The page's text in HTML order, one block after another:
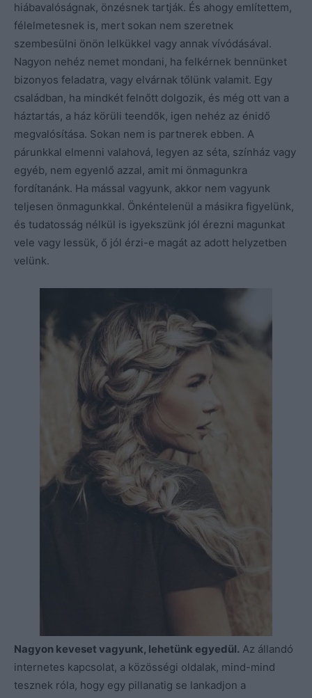
hiábavalóságnak, önzésnek tartják. És ahogy említettem,
félelmetesnek is, mert sokan nem szeretnek
szembesülni önön lelkükkel vagy annak vívódásával.
Nagyon nehéz nemet mondani, ha felkérnek bennünket
bizonyos feladatra, vagy elvárnak tőlünk valamit. Egy
családban, ha mindkét felnőtt dolgozik, és még ott van a
háztartás, a ház körüli teendők, igen nehéz az énidő
megvalósítása. Sokan nem is partnerek ebben. A
párunkkal elmenni valahová, legyen az séta, színház vagy
egyéb, nem egyenlő azzal, amit mi önmagunkra
fordítanánk. Ha mással vagyunk, akkor nem vagyunk
teljesen önmagunkkal. Önkéntelenül a másikra figyelünk,
és tudatosság nélkül is igyekszünk jól érezni magunkat
vele vagy lessük, ő jól érzi-e magát az adott helyzetben
velünk.
Nagyon keveset vagyunk, lehetünk egyedül. Az állandó
internetes kapcsolat, a közösségi oldalak, mind-mind
tesznek róla, hogy egy pillanatig se lankadjon a